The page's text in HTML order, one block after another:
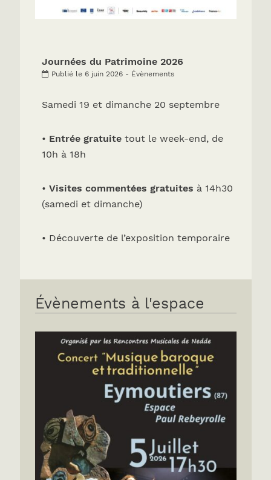
Journées du Patrimoine 2026
Publié le 6 juin 2026 - Évènements
Samedi 19 et dimanche 20 septembre
• Entrée gratuitetout le week-end, de
10h à 18h
• Visites commentées gratuites à 14h30
(samedi et dimanche)
• Découverte de l’exposition temporaire
Évènements à l'espace